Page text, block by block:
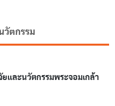
วัตกรรม
และนวัตกรรมพระจอมเกล้า